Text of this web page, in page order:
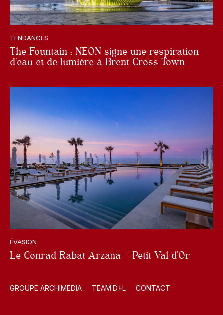
TENDANCES
The Fountain : NEON signe une respiration
d’eau et de lumière à Brent Cross Town
ÉVASION
Le Conrad Rabat Arzana – Petit Val d’Or
GROUPE ARCHIMEDIA TEAM D+L CONTACT